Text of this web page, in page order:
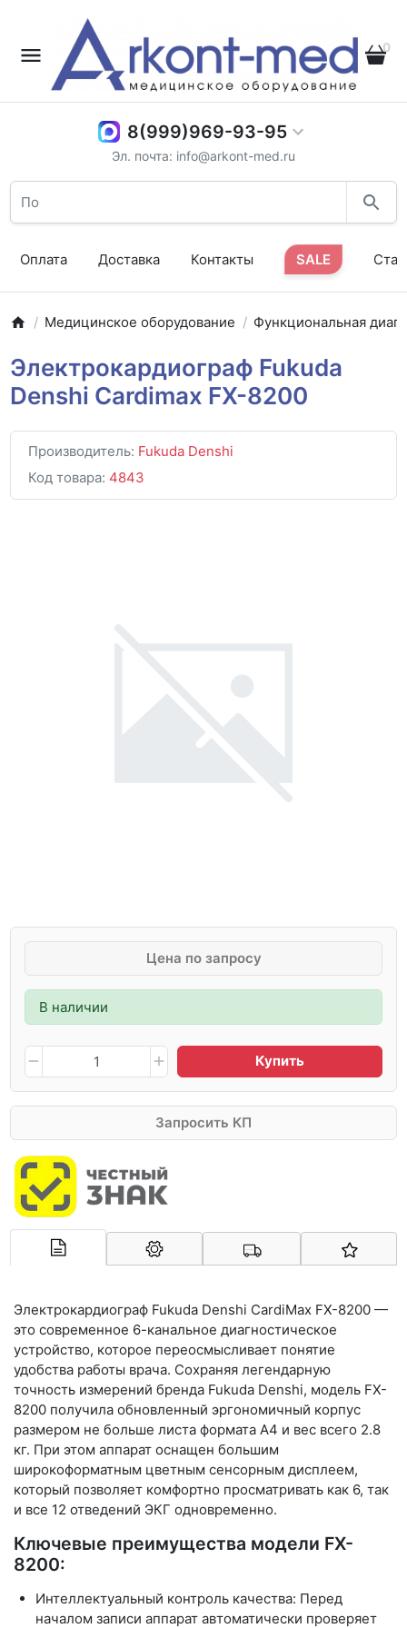
0
8(999)969-93-95
Эл. почта: info@arkont-med.ru
Оплата Доставка Контакты SALE
Медицинское оборудование Функциональная
Электрокардиограф Fukuda
Denshi Cardimax FX-8200
Производитель: Fukuda Denshi
Код товара: 4843
Цена по запросу
В наличии
Купить
Запросить КП
Арконт-Мед
Электрокардиограф Fukuda Denshi CardiMax FX-8200 —
это современное 6-канальное диагностическое
устройство, которое переосмысливает понятие
удобства работы врача. Сохраняя легендарную
точность измерений бренда Fukuda Denshi, модель FX-
8200 получила обновленный эргономичный корпус
размером не больше листа формата А4 и вес всего 2.8
кг. При этом аппарат оснащен большим
широкоформатным цветным сенсорным дисплеем,
который позволяет комфортно просматривать как 6, так
и все 12 отведений ЭКГ одновременно.
Ключевые преимущества модели FX-
8200:
Интеллектуальный контроль качества: Перед
началом записи аппарат автоматически проверяет